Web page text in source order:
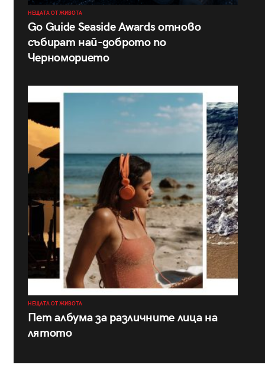
НЕЩАТА ОТ ЖИВОТА
Go Guide Seaside Awards отново
събират най-доброто по
Черноморието
НЕЩАТА ОТ ЖИВОТА
Пет албума за различните лица на
лятото